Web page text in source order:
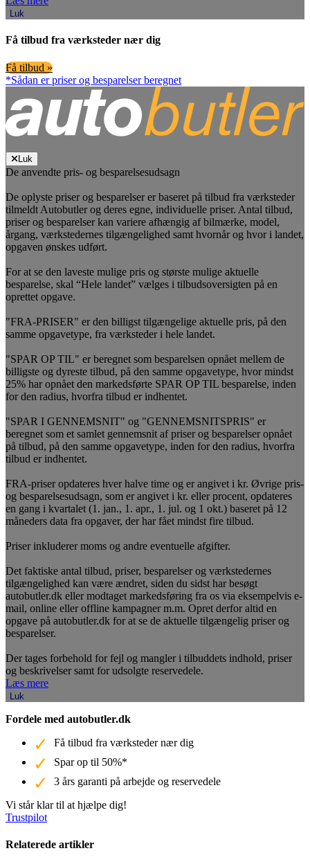
Luk
Få tilbud fra værksteder nær dig
Få tilbud »
*Sådan er priser og besparelser beregnet
Luk
De anvendte pris- og besparelsesudsagn
De oplyste priser og besparelser er baseret på tilbud fra værksteder
tilmeldt Autobutler og deres egne, individuelle priser. Antal tilbud,
priser og besparelser kan variere afhængig af bilmærke, model,
årgang, værkstedernes tilgængelighed samt hvornår og hvor i landet,
opgaven ønskes udført.
For at se den laveste mulige pris og største mulige aktuelle
besparelse, skal “Hele landet” vælges i tilbudsoversigten på en
oprettet opgave.
"FRA-PRISER" er den billigst tilgængelige aktuelle pris, på den
samme opgavetype, fra værksteder i hele landet.
"SPAR OP TIL" er beregnet som besparelsen opnået mellem de
billigste og dyreste tilbud, på den samme opgavetype, hvor mindst
25% har opnået den markedsførte SPAR OP TIL besparelse, inden
for den radius, hvorfra tilbud er indhentet.
"SPAR I GENNEMSNIT" og "GENNEMSNITSPRIS" er
beregnet som et samlet gennemsnit af priser og besparelser opnået
på tilbud, på den samme opgavetype, inden for den radius, hvorfra
tilbud er indhentet.
FRA-priser opdateres hver halve time og er angivet i kr. Øvrige pris-
og besparelsesudsagn, som er angivet i kr. eller procent, opdateres
en gang i kvartalet (1. jan., 1. apr., 1. jul. og 1 okt.) baseret på 12
måneders data fra opgaver, der har fået mindst fire tilbud.
Priser inkluderer moms og andre eventuelle afgifter.
Det faktiske antal tilbud, priser, besparelser og værkstedernes
tilgængelighed kan være ændret, siden du sidst har besøgt
autobutler.dk eller modtaget markedsføring fra os via eksempelvis e-
mail, online eller offline kampagner m.m. Opret derfor altid en
opgave på autobutler.dk for at se de aktuelle tilgængelig priser og
besparelser.
Der tages forbehold for fejl og mangler i tilbuddets indhold, priser
og beskrivelser samt for udsolgte reservedele.
Læs mere
Luk
Fordele med autobutler.dk
Få tilbud fra værksteder nær dig
Spar op til 50%*
3 års garanti på arbejde og reservedele
Vi står klar til at hjælpe dig!
Trustpilot
Relaterede artikler